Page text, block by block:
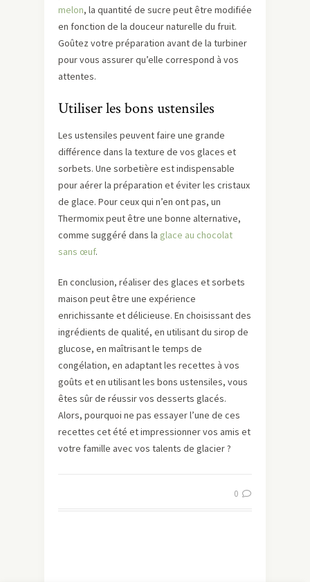
melon, la quantité de sucre peut être modifiée
en fonction de la douceur naturelle du fruit.
Goûtez votre préparation avant de la turbiner
pour vous assurer qu’elle correspond à vos
attentes.
Utiliser les bons ustensiles
Les ustensiles peuvent faire une grande
différence dans la texture de vos glaces et
sorbets. Une sorbetière est indispensable
pour aérer la préparation et éviter les cristaux
de glace. Pour ceux qui n’en ont pas, un
Thermomix peut être une bonne alternative,
comme suggéré dans la glace au chocolat
sans œuf.
En conclusion, réaliser des glaces et sorbets
maison peut être une expérience
enrichissante et délicieuse. En choisissant des
ingrédients de qualité, en utilisant du sirop de
glucose, en maîtrisant le temps de
congélation, en adaptant les recettes à vos
goûts et en utilisant les bons ustensiles, vous
êtes sûr de réussir vos desserts glacés.
Alors, pourquoi ne pas essayer l’une de ces
recettes cet été et impressionner vos amis et
votre famille avec vos talents de glacier ?
0